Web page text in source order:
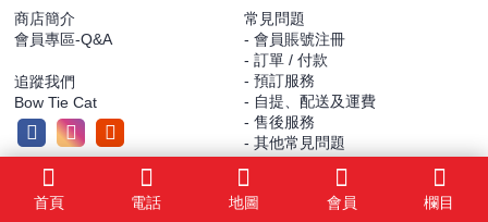
商店簡介
會員專區-Q&A
追蹤我們
Bow Tie Cat
常見問題
- 會員賬號注冊
- 訂單 / 付款
- 預訂服務
- 自提、配送及運費
- 售後服務
- 其他常見問題
消費券條款及細則
學校 / 非牟利機構 專享優惠
首頁 電話 地圖 會員 欄目